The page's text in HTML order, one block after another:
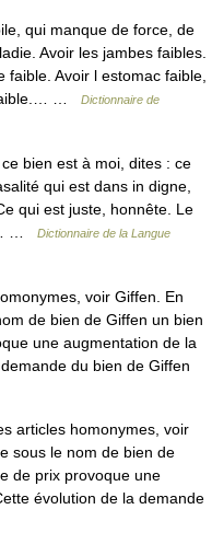
qui manque de force, de
Avoir les jambes faibles.
faible. Avoir l estomac faible,
faible.… …
Dictionnaire de
bien est à moi, dites : ce
qui est dans in digne,
qui est juste, honnête. Le
…
Dictionnaire de la Langue
voir Giffen. En
de bien de Giffen un bien
une augmentation de la
du bien de Giffen
articles homonymes, voir
sous le nom de bien de
de prix provoque une
évolution de la demande